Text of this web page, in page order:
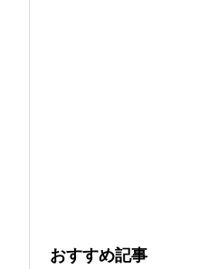
おすすめ記事